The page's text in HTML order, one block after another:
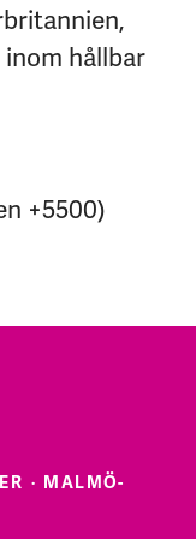
inom hållbar
+5500)
· MALMÖ-